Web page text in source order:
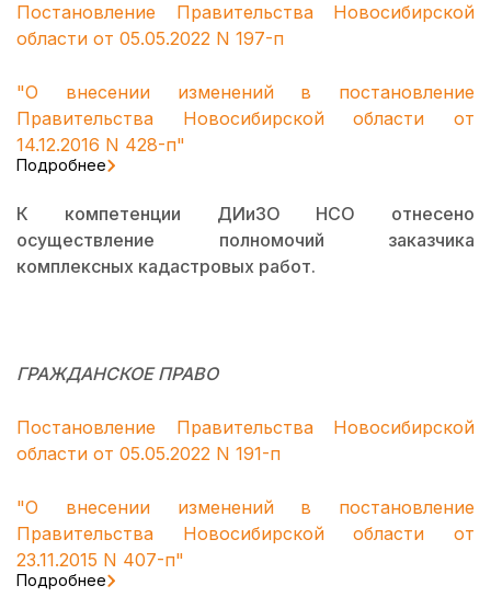
Постановление Правительства Новосибирской
области от 05.05.2022 N 197-п
"О внесении изменений в постановление
Правительства Новосибирской области от
14.12.2016 N 428-п"
Подробнее
К компетенции ДИиЗО НСО отнесено
осуществление полномочий заказчика
комплексных кадастровых работ.
ГРАЖДАНСКОЕ ПРАВО
Постановление Правительства Новосибирской
области от 05.05.2022 N 191-п
"О внесении изменений в постановление
Правительства Новосибирской области от
23.11.2015 N 407-п"
Подробнее